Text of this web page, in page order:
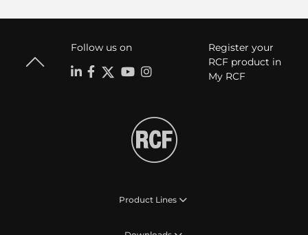
Follow us on
Register your
RCF product in
My RCF
Product Lines